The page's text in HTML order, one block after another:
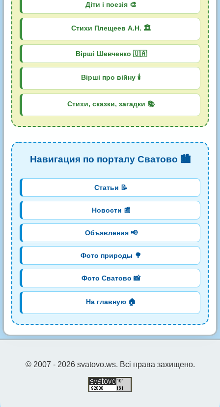
Діти і поезія 🎨
Стихи Плещеев А.Н. 🏛️
Вірші Шевченко 🇺🇦
Вірші про війну 🕯️
Стихи, сказки, загадки 📚
Навигация по порталу Сватово 🏙️
Статьи 📝
Новости 📰
Объявления 📢
Фото природы 🌳
Фото Сватово 📸
На главную 🏠
© 2007 - 2026 svatovo.ws. Всі права захищено.